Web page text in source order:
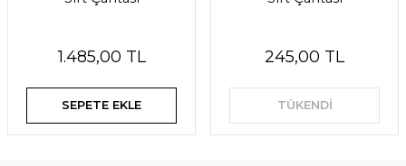
1.485,00 TL
SEPETE EKLE
245,00 TL
TÜKENDİ